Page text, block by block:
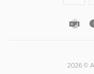
2026 ©